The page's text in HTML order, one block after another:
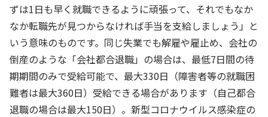
ずは1日も早く就職できるように頑張って、それでもなか
なか転職先が見つからなければ手当を支給しましょう」と
いう意味のものです。同じ失業でも解雇や雇止め、会社の
倒産のような「会社都合退職」の場合は、最低7日間の待
期期間のみで受給可能で、最大330日（障害者等の就職困
難者は最大360日）受給できる場合があります（自己都合
退職の場合は最大150日）。新型コロナウイルス感染症の